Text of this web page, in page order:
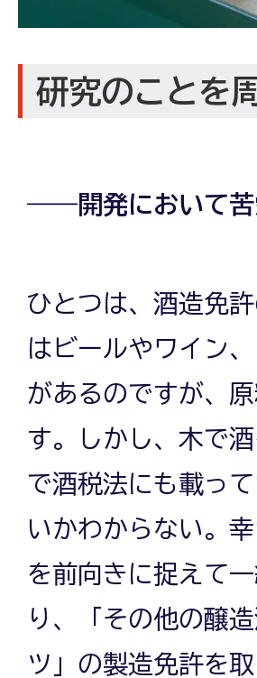
研究のことを
――開発において苦
ひとつは、酒造免
はビールやワイン
があるのですが、
す。しかし、木で
で酒税法にも載っ
いかわからない。
を前向きに捉えて
り、「その他の醸
ツ」の製造免許を